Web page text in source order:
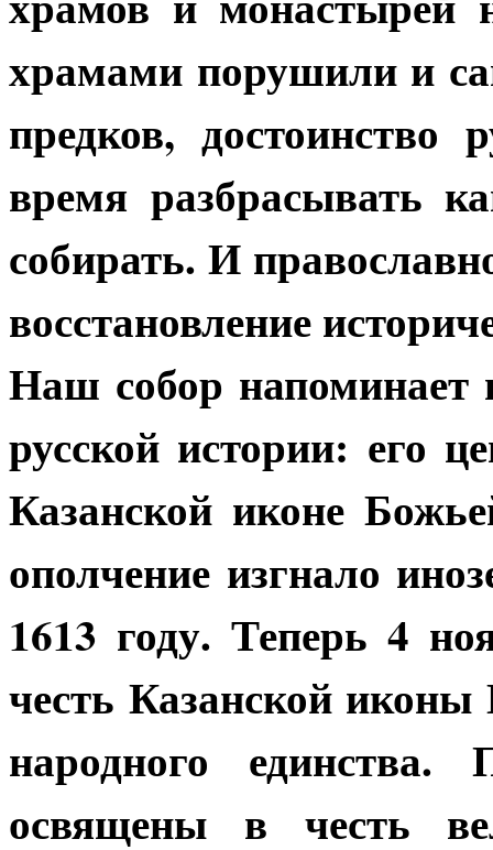
храмами порушили и
предков, достоинство
время разбрасывать
собирать. И
восстановление
Наш собор напоминает
русской истории: его
Казанской иконе
ополчение изгнало
1613 году. Теперь 4
честь Казанской
народного
освящены в честь